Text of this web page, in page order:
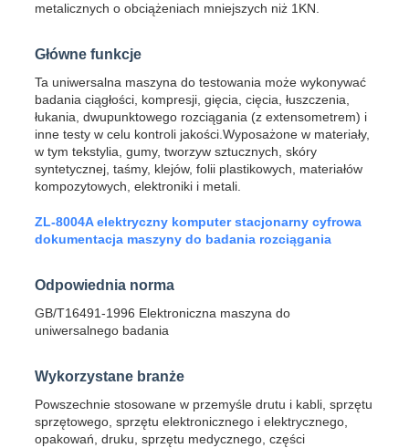
metalicznych o obciążeniach mniejszych niż 1KN.
Główne funkcje
Ta uniwersalna maszyna do testowania może wykonywać
badania ciągłości, kompresji, gięcia, cięcia, łuszczenia,
łukania, dwupunktowego rozciągania (z extensometrem) i
inne testy w celu kontroli jakości.Wyposażone w materiały,
w tym tekstylia, gumy, tworzyw sztucznych, skóry
syntetycznej, taśmy, klejów, folii plastikowych, materiałów
kompozytowych, elektroniki i metali.
ZL-8004A elektryczny komputer stacjonarny cyfrowa
dokumentacja maszyny do badania rozciągania
Odpowiednia norma
GB/T16491-1996 Elektroniczna maszyna do
uniwersalnego badania
Wykorzystane branże
Powszechnie stosowane w przemyśle drutu i kabli, sprzętu
sprzętowego, sprzętu elektronicznego i elektrycznego,
opakowań, druku, sprzętu medycznego, części